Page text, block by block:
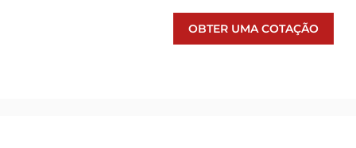
OBTER UMA COTAÇÃO